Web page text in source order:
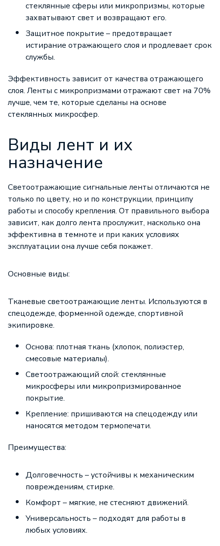
стеклянные сферы или микропризмы, которые
захватывают свет и возвращают его.
Защитное покрытие – предотвращает
истирание отражающего слоя и продлевает срок
службы.
Эффективность зависит от качества отражающего
слоя. Ленты с микропризмами отражают свет на 70%
лучше, чем те, которые сделаны на основе
стеклянных микросфер.
Виды лент и их
назначение
Светоотражающие сигнальные ленты отличаются не
только по цвету, но и по конструкции, принципу
работы и способу крепления. От правильного выбора
зависит, как долго лента прослужит, насколько она
эффективна в темноте и при каких условиях
эксплуатации она лучше себя покажет.
Основные виды:
Тканевые светоотражающие ленты. Используются в
спецодежде, форменной одежде, спортивной
экипировке.
Основа: плотная ткань (хлопок, полиэстер,
смесовые материалы).
Светоотражающий слой: стеклянные
микросферы или микропризмированное
покрытие.
Крепление: пришиваются на спецодежду или
наносятся методом термопечати.
Преимущества:
Долговечность – устойчивы к механическим
повреждениям, стирке.
Комфорт – мягкие, не стесняют движений.
Универсальность – подходят для работы в
любых условиях.